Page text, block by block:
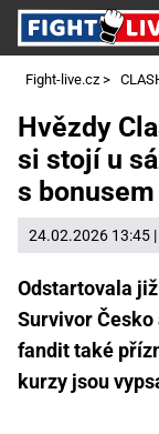
Fight-live.cz >
Hvězdy
si stojí u
s
24.02.2026 13:45
Odstartovala
Survivor
fandit také
kurzy jsou